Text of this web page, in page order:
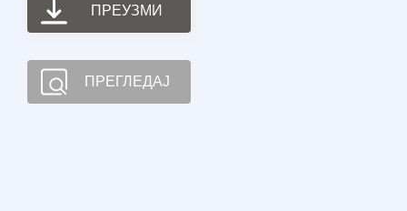
ПРЕУЗМИ
ПРЕГЛЕДАЈ